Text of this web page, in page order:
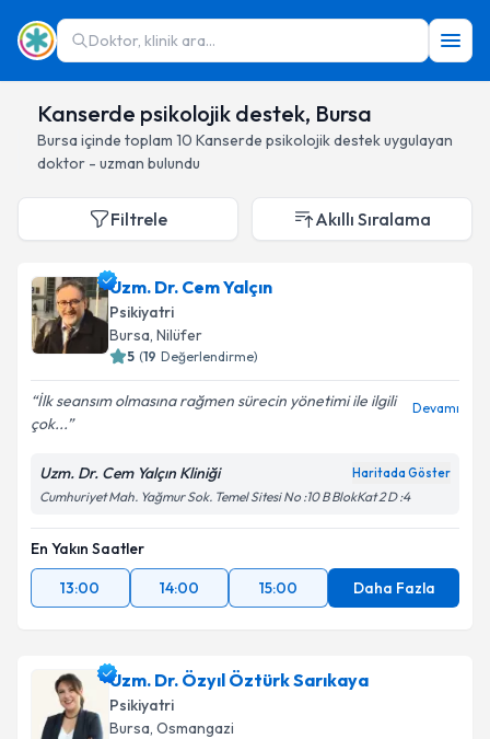
Doktor, klinik ara...
Kanserde psikolojik destek, Bursa
Bursa içinde toplam 10 Kanserde psikolojik destekuygulayan
doktor - uzman bulundu
Filtrele Akıllı Sıralama
Uzm. Dr. Cem Yalçın
Psikiyatri
Bursa, Nilüfer
5 (19 Değerlendirme)
İlk seansım olmasına rağmen sürecin yönetimi ile ilgili
çok...
Devamı
Uzm. Dr. Cem Yalçın Kliniği Haritada Göster
Cumhuriyet Mah. Yağmur Sok. Temel Sitesi No :10 B BlokKat 2 D :4
En Yakın Saatler
13:00
14:00 15:00 Daha Fazla
Uzm. Dr. Özyıl Öztürk Sarıkaya
Psikiyatri
Bursa, Osmangazi